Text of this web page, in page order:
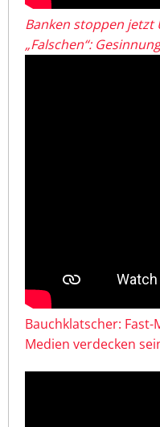
Banken stoppen jetzt
„Falschen“:
Bauchklatscher:
Medien verdecken